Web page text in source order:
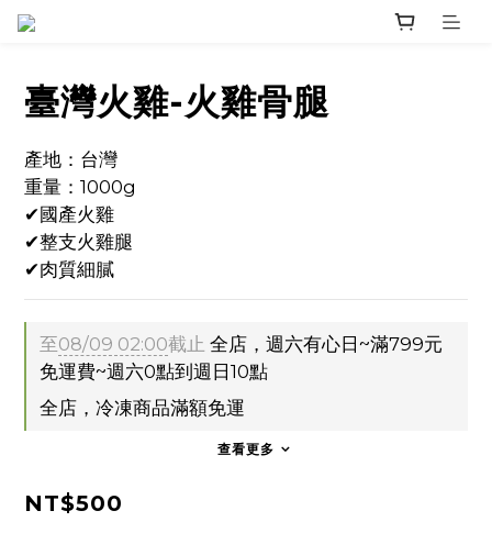
臺灣火雞-火雞骨腿
產地：台灣
重量：1000g
✔國產火雞
✔整支火雞腿
✔肉質細膩
至08/09 02:00截止 全店，週六有心日~滿799元
免運費~週六0點到週日10點
全店，冷凍商品滿額免運
查看更多
NT$500